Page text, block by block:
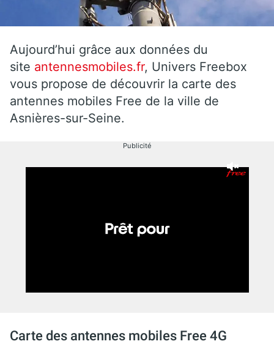
Aujourd’hui grâce aux données du
site antennesmobiles.fr, Univers Freebox
vous propose de découvrir la carte des
antennes mobiles Free de la ville de
Asnières-sur-Seine.
Publicité
Carte des antennes mobiles Free 4G